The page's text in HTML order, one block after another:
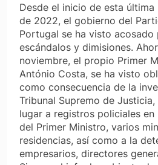
Desde el inicio de esta última
de 2022, el gobierno del
Portugal se ha visto acosado
escándalos y dimisiones.
noviembre, el propio Primer
António Costa, se ha visto
como consecuencia de la
Tribunal Supremo de
lugar a registros policiales
del Primer Ministro, varios
residencias, así como a la
empresarios, directores